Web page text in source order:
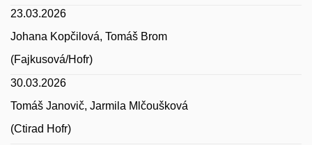
23.03.2026
Johana Kopčilová, Tomáš Brom
(Fajkusová/Hofr)
30.03.2026
Tomáš Janovič, Jarmila Mlčoušková
(Ctirad Hofr)